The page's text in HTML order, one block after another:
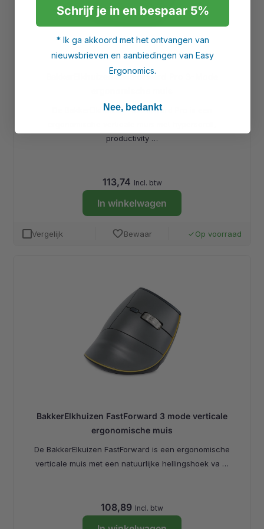
BakkerElkhuizen FastForward Pro 3-Mode
De BakkerElkhuizen FastForward Pro is een
productivity …
113,74 Incl. btw
In winkelwagen
Vergelijk favoriteBewaar done Op voorraad
BakkerElkhuizen FastForward 3 mode verticale
ergonomische muis
De BakkerElkuizen FastForward is een ergonomische
verticale muis met een natuurlijke hellingshoek va …
108,89 Incl. btw
Schrijf je in en bespaar 5%
* Ik ga akkoord met het ontvangen van
nieuwsbrieven en aanbiedingen van Easy
Ergonomics.
Nee, bedankt